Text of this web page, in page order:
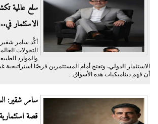
سلع عالمية
الاستثمار
أكَّد سامر
التحولات
والموارد
الاستثمار الدولي، وتفتح أمام المستثمرين فرصًا
أن فهم ديناميكيات هذه الأسواق...
سامر شقير:
قصة